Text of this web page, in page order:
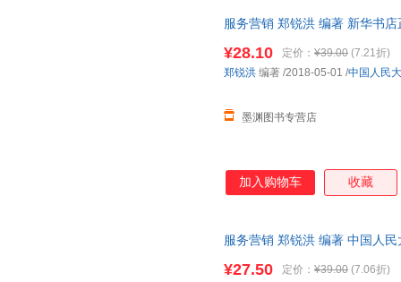
服务营销 郑锐洪 编著 新华书
¥28.10 定价： ¥39.00 (7.21折)
墨渊图书专营店
郑锐洪 编著 /2018-05-01 /中国人民
加入购物车 收藏
服务营销 郑锐洪 编著 中国人
¥27.50 定价： ¥39.00 (7.06折)